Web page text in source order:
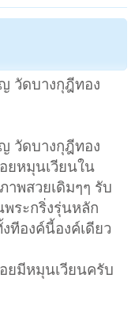
วัดบางกุฎีทอง
วัดบางกุฎีทอง
ยหมุนเวียนใน
พสวยเดิมๆๆ รับ
ระกริ่งรุ่นหลัก
ทีองค์นี้องค์เดียว
ยมีหมุนเวียนครับ